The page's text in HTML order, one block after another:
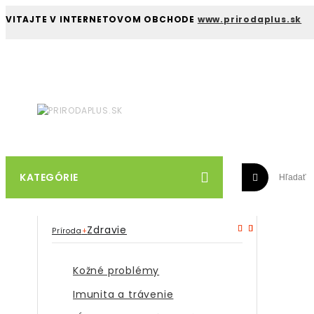
VITAJTE V INTERNETOVOM OBCHODE www.prirodaplus.sk
KATEGÓRIE
Príroda +Zdravie
Kožné problémy
Imunita a trávenie